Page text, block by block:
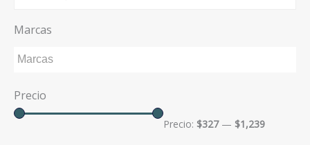
Marcas
Precio
Precio: $327— $1,239